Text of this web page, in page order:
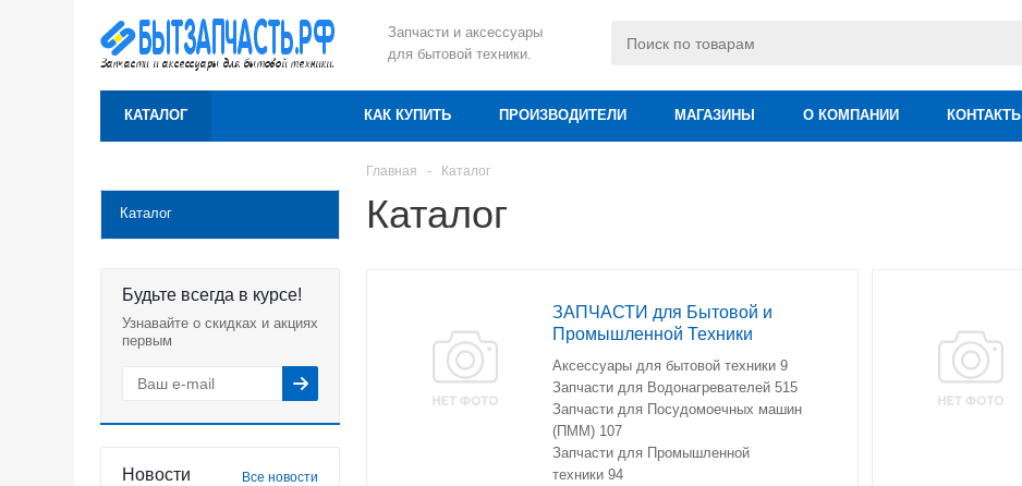
Запчасти и аксессуары
для бытовой техники.
КАТАЛОГ КАК КУПИТЬ ПРОИЗВОДИТЕЛИ МАГАЗИНЫ О КОМПАНИИ КОНТАКТЫ
Каталог
Будьте всегда в курсе!
Узнавайте о скидках и акциях
первым
Новости Все новости
Главная - Каталог
Каталог
ЗАПЧАСТИ для Бытовой и
Промышленной Техники
Аксессуары для бытовой техники 9
Запчасти для Водонагревателей 515
Запчасти для Посудомоечных машин
(ПММ) 107
Запчасти для Промышленной
техники 94